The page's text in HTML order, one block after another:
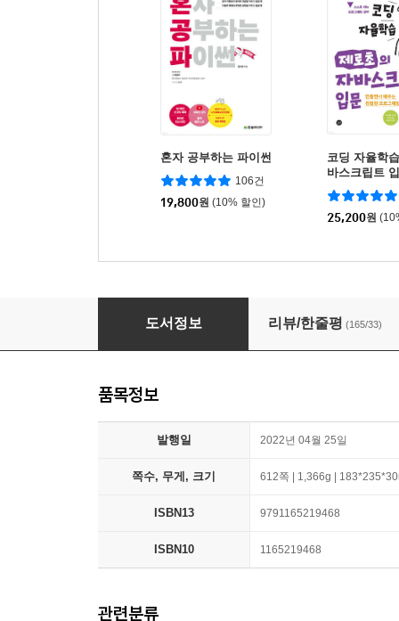
혼자 공부하는 파이썬
106건
19,800원 (10% 할인)
코딩 자율학
바스크립트
25,200원
코딩 자율학습 HTML + CSS + 자바스크립트
도서정보 리뷰/한줄평 (165/33)
품목정보
발행일 2022년 04월 25일
쪽수, 무게, 크기 612쪽 | 1,366g |
ISBN13 9791165219468
ISBN10 1165219468
관련분류